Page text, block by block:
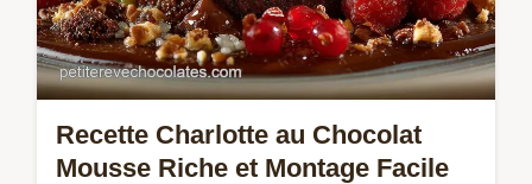
Recette Charlotte au Chocolat
Mousse Riche et Montage Facile